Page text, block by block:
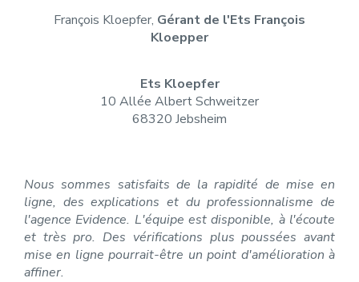
François Kloepfer, Gérant de l'Ets François
Kloepper
Ets Kloepfer
10 Allée Albert Schweitzer
68320 Jebsheim
Nous sommes satisfaits de la rapidité de mise en
ligne, des explications et du professionnalisme de
l'agence Evidence. L'équipe est disponible, à l'écoute
et très pro. Des vérifications plus poussées avant
mise en ligne pourrait-être un point d'amélioration à
affiner.